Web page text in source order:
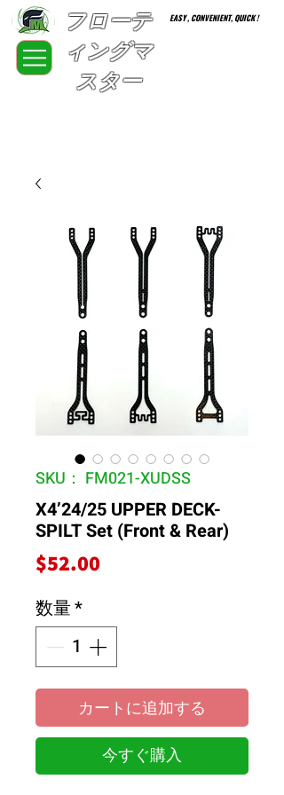
フローテ
ィングマ
スター
EASY , CONVENIENT, QUICK !
SKU： FM021-XUDSS
X4’24/25 UPPER DECK-
SPILT Set (Front & Rear)
$52.00価
数量*
カートに追加する
今すぐ購入